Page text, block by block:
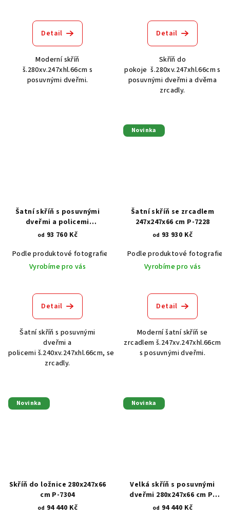
Detail
Moderní skříň
š.280xv.247xhl.66cm s
posuvnými dveřmi.
Detail
Skříň do
pokoje š.280xv.247xhl.66cm s
posuvnými dveřmi a dvěma
zrcadly.
Šatní skříň s posuvnými
dveřmi a policemi
240x247x66 cm P-7281
od 93 760 Kč
Podle produktové fotografie
Akát vintage BT1551
Dub světlý
Vyrobíme pro vás
Detail
Šatní skříň s posuvnými
dveřmi a
policemi š.240xv.247xhl.66cm, se
zrcadly.
Novinka
Šatní skříň se zrcadlem
247x247x66 cm P-7228
od 93 930 Kč
Podle produktové fotografie
Vyrobíme pro vás
Detail
Moderní šatní skříň se
zrcadlem š.247xv.247xhl.66cm
s posuvnými dveřmi.
Novinka
Skříň do ložnice 280x247x66
cm P-7304
od 94 440 Kč
Novinka
Velká skříň s posuvnými
dveřmi 280x247x66 cm P-
7298
od 94 440 Kč